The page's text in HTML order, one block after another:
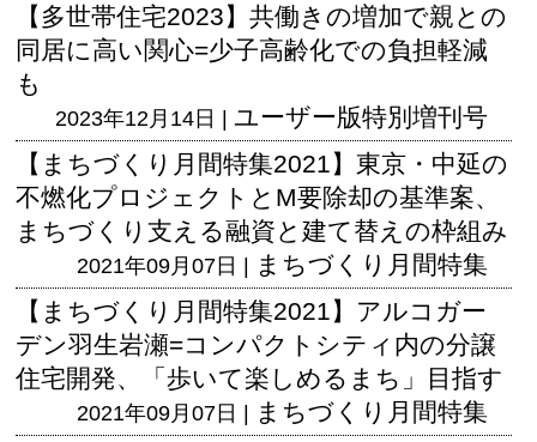
【多世帯住宅2023】共働きの増加で親との
同居に高い関心=少子高齢化での負担軽減
も
2023年12月14日 | ユーザー版特別増刊号
【まちづくり月間特集2021】東京・中延の
不燃化プロジェクトとM要除却の基準案、
まちづくり支える融資と建て替えの枠組み
2021年09月07日 | まちづくり月間特集
【まちづくり月間特集2021】アルコガー
デン羽生岩瀬=コンパクトシティ内の分譲
住宅開発、「歩いて楽しめるまち」目指す
2021年09月07日 | まちづくり月間特集